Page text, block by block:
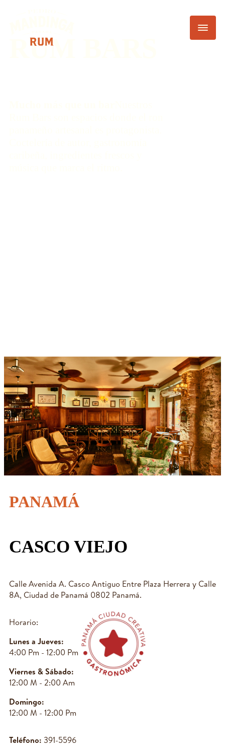
RUM BARS
PANAMÁ
CASCO VIEJO
Calle Avenida A. Casco Antiguo Entre Plaza Herrera y Calle
8A, Ciudad de Panamá 0802 Panamá.
Horario:
Lunes a Jueves:
4:00 Pm - 12:00 Pm
Viernes & Sábado:
12:00 M - 2:00 Am
Domingo:
12:00 M - 12:00 Pm
Teléfono: 391-5596